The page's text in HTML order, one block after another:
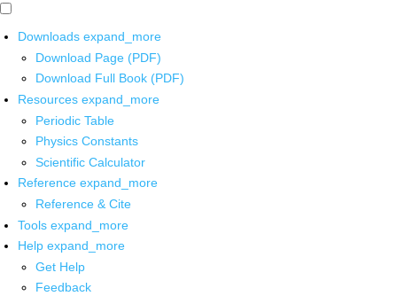
Downloads expand_more
Download Page (PDF)
Download Full Book (PDF)
Resources expand_more
Periodic Table
Physics Constants
Scientific Calculator
Reference expand_more
Reference & Cite
Tools expand_more
Help expand_more
Get Help
Feedback